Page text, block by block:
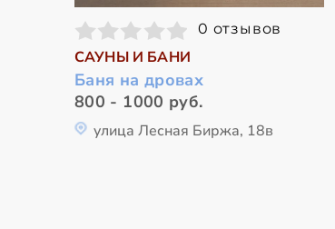
0 отзывов
САУНЫ И БАНИ
Баня на дровах
800 - 1000 руб.
улица Лесная Биржа, 18в